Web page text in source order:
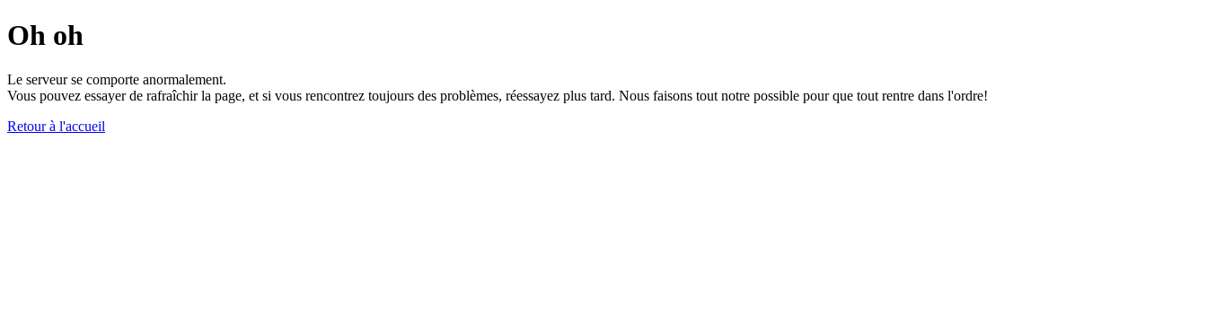
Oh oh
Le serveur se comporte anormalement.
Vous pouvez essayer de rafraîchir la page, et si vous rencontrez toujours des problèmes, réessayez plus tard. Nous faisons tout notre possible pour que tout rentre dans l'ordre!
Retour à l'accueil